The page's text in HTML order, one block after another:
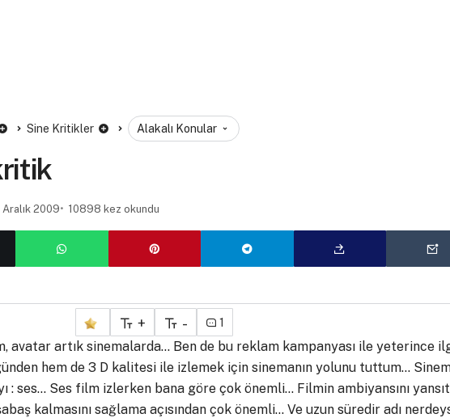
Sine Kritikler Alakalı Konular
Aralık 2009 10898 kez okundu
+ - 1
avatar artık sinemalarda… Ben de bu reklam kampanyası ile yeterince
hem de 3 D kalitesi ile izlemek için sinemanın yolunu tuttum…
: ses… Ses film izlerken bana göre çok önemli… Filmin ambiyansını
kalmasını sağlama açısından çok önemli… Ve uzun süredir adı